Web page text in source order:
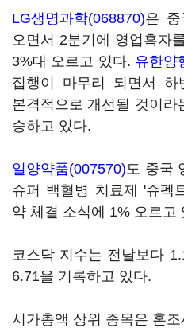
LG생명과학(068870)은 중
오면서 2분기에 영업흑자
3%대 오르고 있다. 유한양
집행이 마무리 되면서 하
본격적으로 개선될 것이
승하고 있다.
일양약품(007570)도 중국
슈퍼 백혈병 치료제 '슈펙
약 체결 소식에 1% 오르고
코스닥 지수는 전날보다
6.71을 기록하고 있다.
시가총액 상위 종목은 혼조